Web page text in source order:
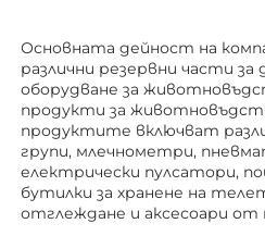
Основната дейност на
различни резервни части
оборудване за
продукти за
продуктите включват
групи, млечнометри,
електрически пулсатори,
бутилки за хранене на
отглеждане и аксесоари